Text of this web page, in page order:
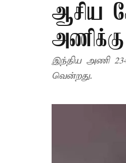
ஆசிய
இந்திய அணி
வென்றது.